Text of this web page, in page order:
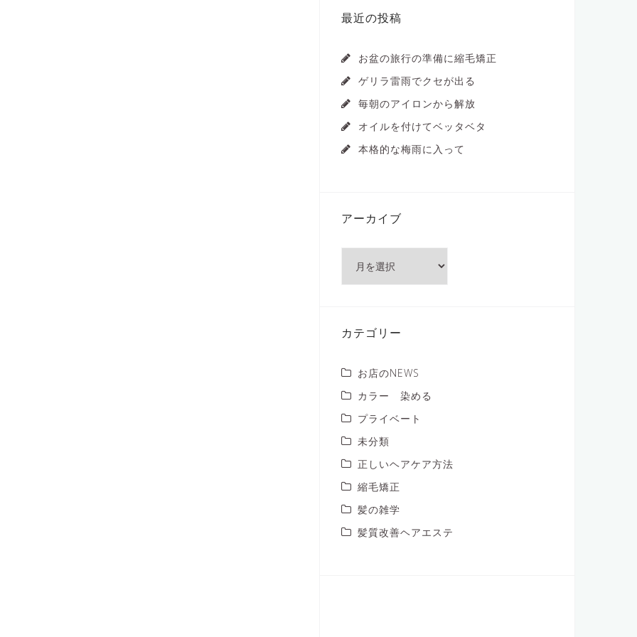
最近の投稿
お盆の旅行の準備に縮毛矯正
ゲリラ雷雨でクセが出る
毎朝のアイロンから解放
オイルを付けてベッタベタ
本格的な梅雨に入って
アーカイブ
ブ
カテゴリー
お店のNEWS
カラー 染める
プライベート
未分類
正しいヘアケア方法
縮毛矯正
髪の雑学
髪質改善ヘアエステ